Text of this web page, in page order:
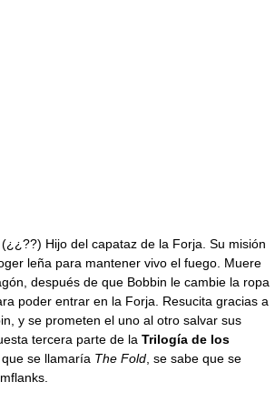
(¿¿??) Hijo del capataz de la Forja. Su misión
leña para mantener vivo el fuego. Muere
después de que Bobbin le cambie la ropa
poder entrar en la Forja. Resucita gracias a
y se prometen el uno al otro salvar sus
tercera parte de la Trilogía de los
, que se llamaría The Fold , se sabe que se